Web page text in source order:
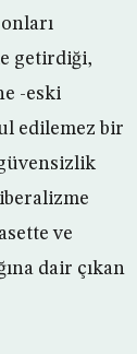
getirdiği,
-eski
edilemez bir
ve
dair çıkan